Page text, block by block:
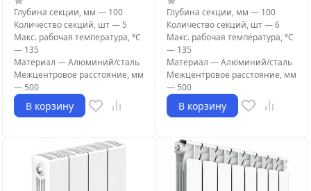
Глубина секции, мм — 100
Количество секций, шт— 5
Макс. рабочая температура, °С
— 135
Материал —Алюминий/сталь
Межцентровое расстояние, мм
— 500
В корзину
Глубина секции, мм — 100
Количество секций, шт—6
Макс. рабочая температура, °С
— 135
Материал —Алюминий/сталь
Межцентровое расстояние, мм
— 500
В корзину